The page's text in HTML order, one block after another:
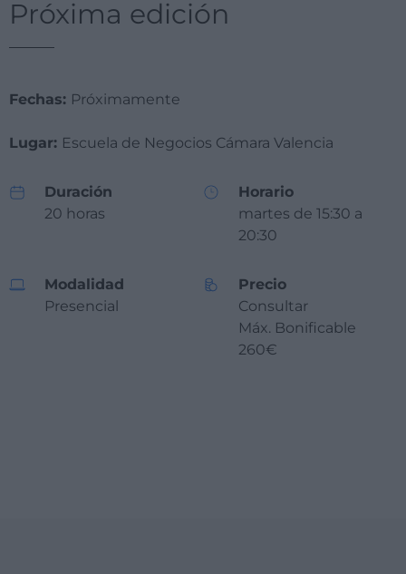
Próxima edición
Fechas: Próximamente
Lugar: Escuela de Negocios Cámara Valencia
Duración
20 horas
Horario
martes de 15:30 a
20:30
Modalidad
Presencial
Precio
Consultar
Máx. Bonificable
260€